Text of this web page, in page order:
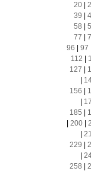
20|
39
58
77
96
97
112
127
156
185
200|
229
258